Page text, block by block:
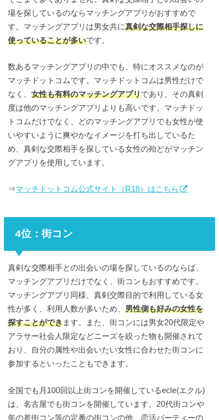
場を探しているのならマッチングアプリがおすすめで
す。マッチングアプリは男女共に真剣な交際相手探しに
使っていることが多いです。
数あるマッチングアプリの中でも、特にオススメなのが
マッチドットコムです。マッチドットコムは男性だけで
なく、女性も有料のマッチングアプリであり、その真剣
度は他のマッチングアプリよりも高いです。マッチドッ
トコムだけでなく、どのマッチングアプリでも女性が使
いやすいように爽やかなイメージを打ち出しているた
め、真剣な交際相手を探している女性の殆どがマッチン
グアプリを使用しています。
⇒マッチドットコム公式サイト（R18）はこちら
4位：街コン
真剣な交際相手との出会いの場を探しているのならば、
マッチングアプリだけでなく、街コンもおすすめです。
マッチングアプリ同様、真剣交際目的で利用している女
性が多く、利用人数が多いため、男性側も好みの女性を
探すことができます。また、街コンには男女20代限定や
アラサー社会人限定などニーズを絞った物も開催されて
おり、自分の属性や出会いたい女性に合わせた街コンに
参加するといったこともできます。
全国でも月100回以上街コンを開催しているecle(エクル)
は、名古屋でも街コンを開催しています。20代街コンや
年の差街コン等の定番の街コンの他、恋活パーティーの